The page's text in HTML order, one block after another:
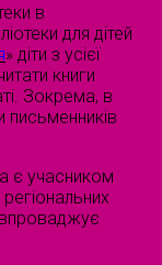
в
для дітей
» діти з усієї
книги
Зокрема, в
письменників
є учасником
впроваджує